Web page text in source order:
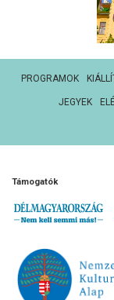
PROGRAMOK
JEGYEK
Támogatók